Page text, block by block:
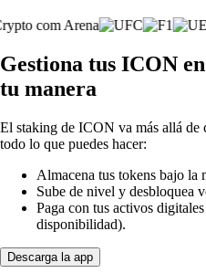
Gestiona tus ICON
tu manera
El staking de ICON va más allá de
todo lo que puedes hacer:
Almacena tus tokens bajo la
Sube de nivel y desbloquea
Paga con tus activos
disponibilidad).
Descarga la app